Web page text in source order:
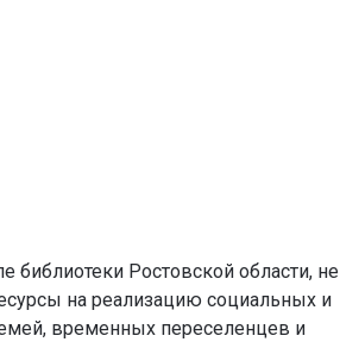
библиотеки Ростовской области, не
на реализацию социальных и
временных переселенцев и